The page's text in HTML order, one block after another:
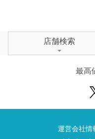
店舗検索
最高
運営会社情